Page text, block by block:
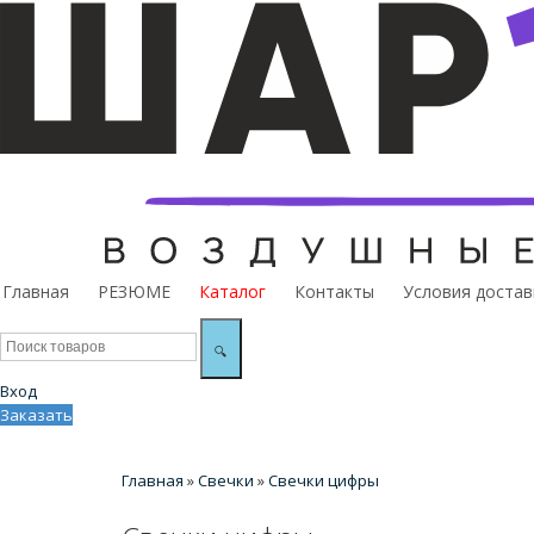
Главная РЕЗЮМЕ Каталог Контакты Условия
🔍
Вход
Заказать
Главная »Свечки »Свечки цифры